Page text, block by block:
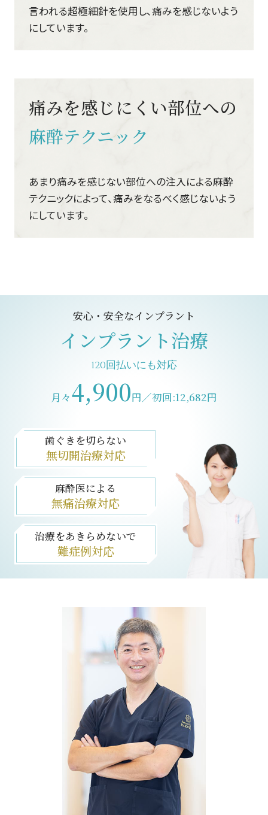
言われる超極細針を使用し、痛みを感じないよう
にしています。
痛みを感じにくい部位への
麻酔テクニック
あまり痛みを感じない部位への注入による麻酔
テクニックによって、痛みをなるべく感じないよう
にしています。
安心・安全なインプラント
インプラント治療
120回払いにも対応
月々4,900円／初回:12,682円
歯ぐきを切らない
無切開治療対応
麻酔医による
無痛治療対応
治療をあきらめないで
難症例対応